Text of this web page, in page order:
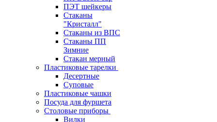
ПЭТ шейкеры
Стаканы
"Кристалл"
Стаканы из ВПС
Стаканы ПП
Зимние
Стакан мерный
Пластиковые тарелки
Десертные
Суповые
Пластиковые чашки
Посуда для фуршета
Столовые приборы
Вилки